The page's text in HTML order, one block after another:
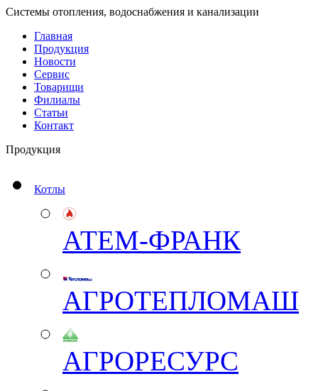
Системы отопления, водоснабжения и канализации
Главная
Продукция
Новости
Сервис
Товарищи
Филиалы
Статьи
Контакт
Продукция
Котлы
АТЕМ-ФРАНК
АГРОТЕПЛОМАШ
АГРОРЕСУРС